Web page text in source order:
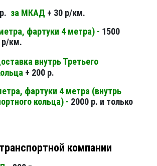
за МКАД + 30 р/км.
фартуки 4 метра) - 1500
р/км.
внутрь Третьего
+ 200 р.
фартуки 4 метра (внутрь
кольца) - 2000 р. и только
компании